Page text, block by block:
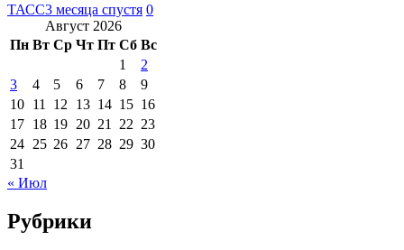
ТАСС3 месяца спустя 0
Август 2026
Пн Вт Ср Чт Пт Сб Вс
1
2
3
4 5 6 7 8
9
10 11 12 13 14 15 16
17 18 19 20 21 22 23
24 25 26 27 28 29 30
31
« Июл
Рубрики